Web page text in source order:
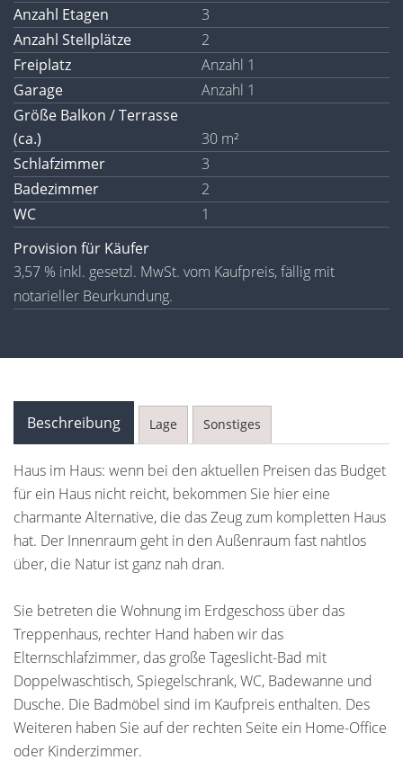
Anzahl Etagen
3
Anzahl Stellplätze
2
Freiplatz
Anzahl 1
Garage
Anzahl 1
Größe Balkon / Terrasse
(ca.)
30 m²
Schlafzimmer
3
Badezimmer
2
WC
1
Provision für Käufer
3,57 % inkl. gesetzl. MwSt. vom Kaufpreis, fällig mit
notarieller Beurkundung.
Beschreibung Lage Sonstiges
Haus im Haus: wenn bei den aktuellen Preisen das Budget
für ein Haus nicht reicht, bekommen Sie hier eine
charmante Alternative, die das Zeug zum kompletten Haus
hat. Der Innenraum geht in den Außenraum fast nahtlos
über, die Natur ist ganz nah dran.
Sie betreten die Wohnung im Erdgeschoss über das
Treppenhaus, rechter Hand haben wir das
Elternschlafzimmer, das große Tageslicht-Bad mit
Doppelwaschtisch, Spiegelschrank, WC, Badewanne und
Dusche. Die Badmöbel sind im Kaufpreis enthalten. Des
Weiteren haben Sie auf der rechten Seite ein Home-Office
oder Kinderzimmer.